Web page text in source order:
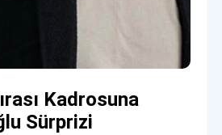
Kadrosuna
Sürprizi